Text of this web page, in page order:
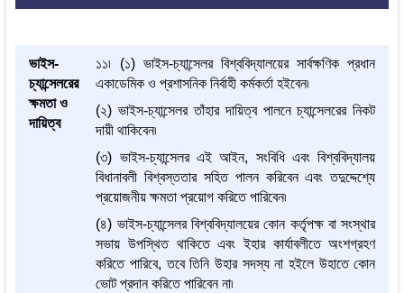
ভাইস-
চ্যান্সেলরের
ক্ষমতা ও
দায়িত্ব
১১৷ (১) ভাইস-চ্যান্সেলর বিশ্ববিদ্যালয়ের সার্বক্ষণিক প্রধান
একাডেমিক ও প্রশাসনিক নির্বাহী কর্মকর্তা হইবেন৷
(২) ভাইস-চ্যান্সেলর তাঁহার দায়িত্ব পালনে চ্যান্সেলরের নিকট
দায়ী থাকিবেন৷
(৩) ভাইস-চ্যান্সেলর এই আইন, সংবিধি এবং বিশ্ববিদ্যালয়
বিধানাবলী বিশ্বস্ততার সহিত পালন করিবেন এবং তদুদ্দেশ্যে
প্রয়োজনীয় ক্ষমতা প্রয়োগ করিতে পারিবেন৷
(৪) ভাইস-চ্যান্সেলর বিশ্ববিদ্যালয়ের কোন কর্তৃপক্ষ বা সংস্থার
সভায় উপস্থিত থাকিতে এবং ইহার কার্যাবলীতে অংশগ্রহণ
করিতে পারিবে, তবে তিনি উহার সদস্য না হইলে উহাতে কোন
ভোট প্রদান করিতে পারিবেন না৷